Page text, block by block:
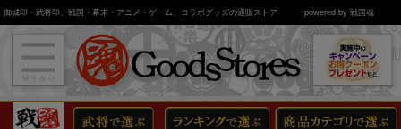
御城印・武将印、戦国・幕末・アニメ・ゲーム、コラボグッズの通販ストア powered by 戦国魂